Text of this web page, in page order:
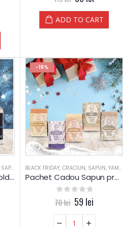
ADD TO CART
SAPUN YAMUNA LUXURY
Pachet Cadou MEN (gold) – Yamuna
-16%
BLACK FRIDAY, CRACIUN, SAPUN, YAMUNA LUXURY
Pachet Cadou Sapun presat la rece – Yamuna
out of 5
70lei 59 lei